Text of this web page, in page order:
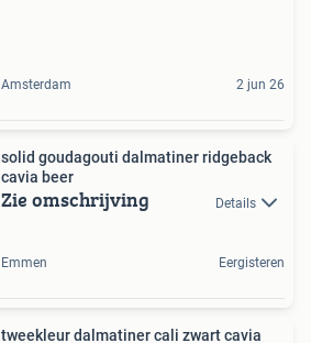
Amsterdam 2 jun 26
solid goudagouti dalmatiner ridgeback
cavia beer
Zie omschrijving Details
Emmen Eergisteren
tweekleur dalmatiner cali zwart cavia